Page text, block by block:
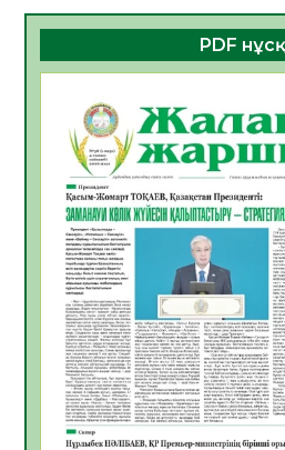
06.08.2026
ҚҰРЫЛТАЙ САЙЛАУЫ –
06.08.2026
Инфекциялық ауруларға
жұмыстарының тиімділігі
06.08.2026
Көкжөтел ауруы туралы
06.08.2026
АПВ вакцинасы туралы
06.08.2026
Open Air: Қызылорда
департаменті 20 мыңнан
көрерменнің
PDF